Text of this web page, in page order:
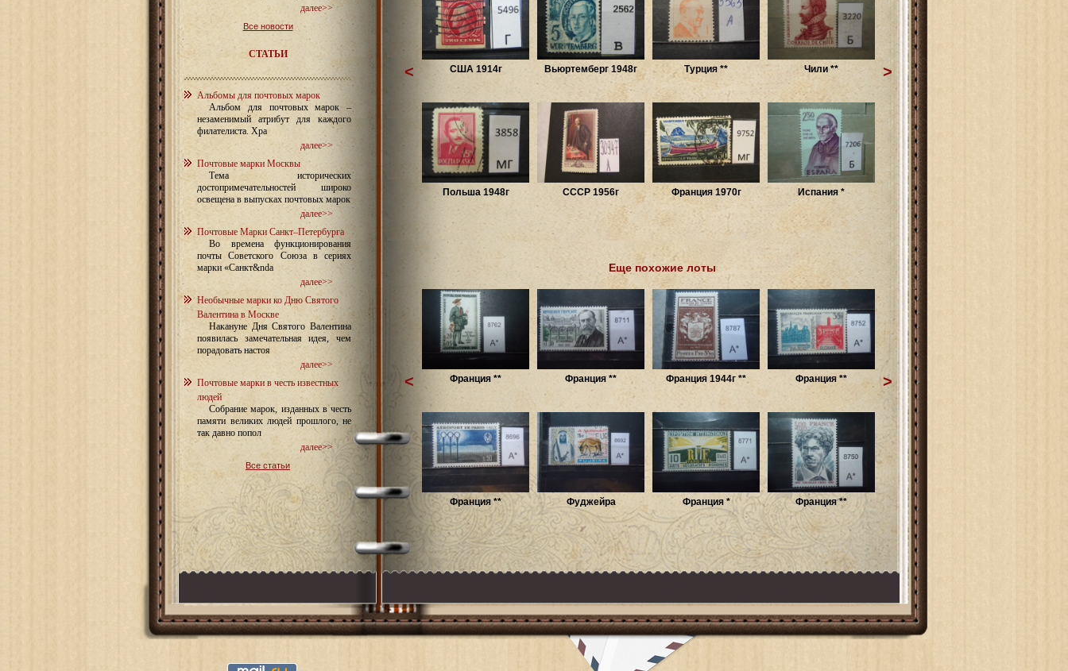
далее>>
Все новости
СТАТЬИ
Альбомы для почтовых марок
Альбом для почтовых марок –
незаменимый атрибут для каждого
филателиста. Хра
далее>>
Почтовые марки Москвы
Тема исторических
достопримечательностей широко
освещена в выпусках почтовых марок
далее>>
Почтовые Марки Санкт–Петербурга
Во времена функционирования
почты Советского Союза в сериях
марки «Санкт&nda
далее>>
Необычные марки ко Дню Святого
Валентина в Москве
Накануне Дня Святого Валентина
появилась замечательная идея, чем
порадовать настоя
далее>>
Почтовые марки в честь известных
людей
Собрание марок, изданных в честь
памяти великих людей прошлого, не
так давно попол
далее>>
Все статьи
США 1914г Вьюртемберг 1948г Турция ** Чили **
Польша 1948г СССР 1956г Франция 1970г Испания *
< >
Еще похожие лоты
Франция ** Франция ** Франция 1944г ** Франция **
Франция ** Фуджейра Франция * Франция **
< >